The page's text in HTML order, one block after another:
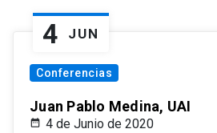
4 JUN
Conferencias
Juan Pablo Medina, UAI
4 de Junio de 2020